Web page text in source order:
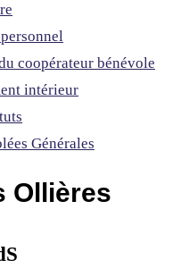
coopérateur bénévole
intérieur
Générales
Ollières